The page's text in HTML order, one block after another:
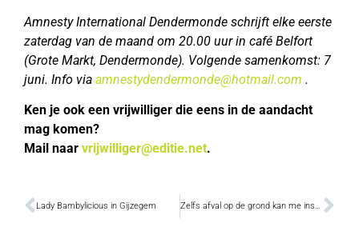
Amnesty International Dendermonde schrijft elke eerste
zaterdag van de maand om 20.00 uur in café Belfort
(Grote Markt, Dendermonde). Volgende samenkomst: 7
juni. Info via amnestydendermonde@hotmail.com .
Ken je ook een vrijwilliger die eens in de aandacht
mag komen?
Mail naar vrijwilliger@editie.net.
Lady Bambylicious in Gijzegem Zelfs afval op de grond kan me inspireren